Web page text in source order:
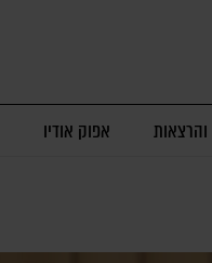
והרצאות אפוק אודיו